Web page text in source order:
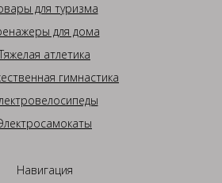
для туризма
для дома
атлетика
гимнастика
Навигация